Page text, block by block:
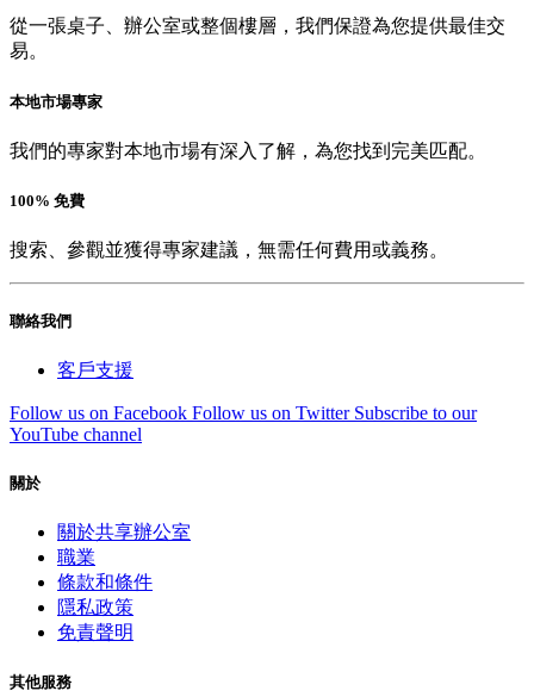
從一張桌子、辦公室或整個樓層，我們保證為您提供最佳交
易。
本地市場專家
我們的專家對本地市場有深入了解，為您找到完美匹配。
100% 免費
搜索、參觀並獲得專家建議，無需任何費用或義務。
聯絡我們
客戶支援
Follow us on Facebook Follow us on Twitter Subscribe to our
YouTube channel
關於
關於共享辦公室
職業
條款和條件
隱私政策
免責聲明
其他服務